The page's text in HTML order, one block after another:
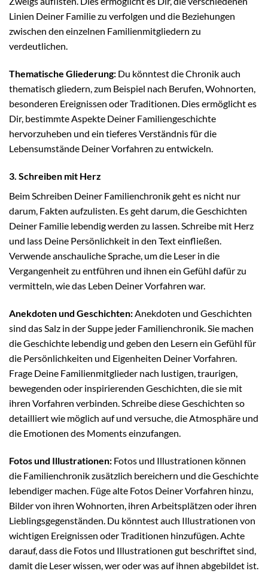
Linien Deiner Familie zu verfolgen und die Beziehungen
zwischen den einzelnen Familienmitgliedern zu
verdeutlichen.
Thematische Gliederung: Du könntest die Chronik auch
thematisch gliedern, zum Beispiel nach Berufen, Wohnorten,
besonderen Ereignissen oder Traditionen. Dies ermöglicht es
Dir, bestimmte Aspekte Deiner Familiengeschichte
hervorzuheben und ein tieferes Verständnis für die
Lebensumstände Deiner Vorfahren zu entwickeln.
3. Schreiben mit Herz
Beim Schreiben Deiner Familienchronik geht es nicht nur
darum, Fakten aufzulisten. Es geht darum, die Geschichten
Deiner Familie lebendig werden zu lassen. Schreibe mit Herz
und lass Deine Persönlichkeit in den Text einfließen.
Verwende anschauliche Sprache, um die Leser in die
Vergangenheit zu entführen und ihnen ein Gefühl dafür zu
vermitteln, wie das Leben Deiner Vorfahren war.
Anekdoten und Geschichten:Anekdoten und Geschichten
sind das Salz in der Suppe jeder Familienchronik. Sie machen
die Geschichte lebendig und geben den Lesern ein Gefühl für
die Persönlichkeiten und Eigenheiten Deiner Vorfahren.
Frage Deine Familienmitglieder nach lustigen, traurigen,
bewegenden oder inspirierenden Geschichten, die sie mit
ihren Vorfahren verbinden. Schreibe diese Geschichten so
detailliert wie möglich auf und versuche, die Atmosphäre und
die Emotionen des Moments einzufangen.
Fotos und Illustrationen: Fotos und Illustrationen können
die Familienchronik zusätzlich bereichern und die Geschichte
lebendiger machen. Füge alte Fotos Deiner Vorfahren hinzu,
Bilder von ihren Wohnorten, ihren Arbeitsplätzen oder ihren
Lieblingsgegenständen. Du könntest auch Illustrationen von
wichtigen Ereignissen oder Traditionen hinzufügen. Achte
darauf, dass die Fotos und Illustrationen gut beschriftet sind,
damit die Leser wissen, wer oder was auf ihnen abgebildet ist.